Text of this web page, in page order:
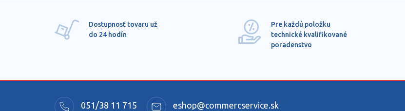
Dostupnosť tovaru už
do 24 hodín
Pre každú položku
technické kvalifikované
poradenstvo
051/38 11 715 eshop@commercservice.sk